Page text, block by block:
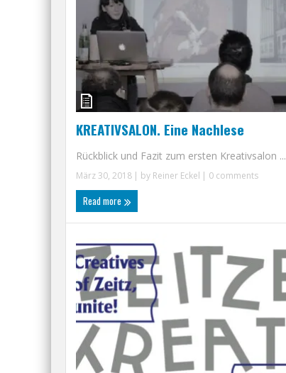
KREATIVSALON. Eine Nachlese
Rückblick und Fazit zum ersten Kreativsalon ...
März 30, 2018 | by Reiner Eckel | 0 comments
Read more